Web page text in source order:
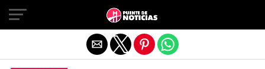
Salir de la versión móvil